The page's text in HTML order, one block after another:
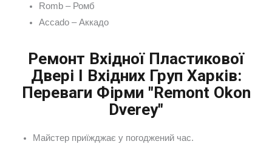
Romb – Ромб
Accado – Аккадо
Ремонт Вхідної Пластикової
Двері І Вхідних Груп Харків:
Переваги Фірми "Remont Okon
Dverey"
Майстер приїжджає у погоджений час.